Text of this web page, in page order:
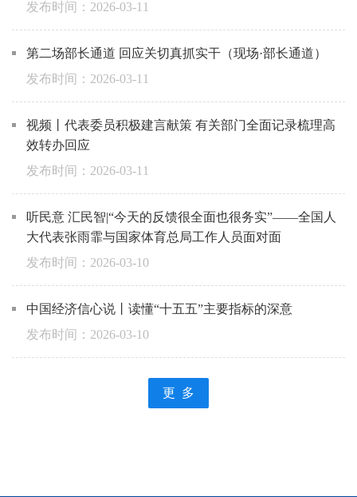
2026-03-11
第二场部长通道 回应关切真抓实干（现场·部长通道）
2026-03-11
视频丨代表委员积极建言献策 有关部门全面记录梳理高
效转办回应
2026-03-11
听民意 汇民智|“今天的反馈很全面也很务实”——全国人
大代表张雨霏与国家体育总局工作人员面对面
2026-03-10
中国经济信心说丨读懂“十五五”主要指标的深意
2026-03-10
更 多